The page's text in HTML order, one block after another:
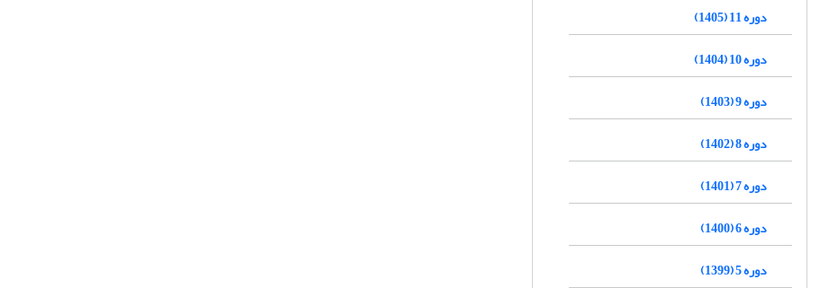
دوره 11 (1405)
دوره 10 (1404)
دوره 9 (1403)
دوره 8 (1402)
دوره 7 (1401)
دوره 6 (1400)
دوره 5 (1399)